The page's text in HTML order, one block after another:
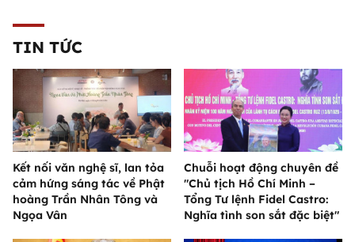
TIN TỨC
Kết nối văn nghệ sĩ, lan tỏa
cảm hứng sáng tác về Phật
hoàng Trần Nhân Tông và
Ngọa Vân
Chuỗi hoạt động chuyên đề
"Chủ tịch Hồ Chí Minh –
Tổng Tư lệnh Fidel Castro:
Nghĩa tình son sắt đặc biệt"